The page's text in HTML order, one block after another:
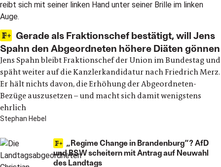
Gerade als Fraktionschef bestätigt, will Jens
Spahn den Abgeordneten höhere Diäten gönnen
Jens Spahn bleibt Fraktionschef der Union im Bundestag und
späht weiter auf die Kanzlerkandidatur nach Friedrich Merz.
Er hält nichts davon, die Erhöhung der Abgeordneten-
Bezüge auszusetzen – und macht sich damit wenigstens
ehrlich
Stephan Hebel
„Regime Change in Brandenburg“? AfD
und BSW scheitern mit Antrag auf Neuwahl
des Landtags